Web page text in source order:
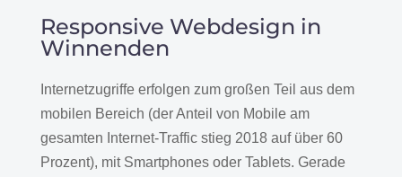
Responsive Webdesign in
Winnenden
Internetzugriffe erfolgen zum großen Teil aus dem
mobilen Bereich (der Anteil von Mobile am
gesamten Internet-Traffic stieg 2018 auf über 60
Prozent), mit Smartphones oder Tablets. Gerade